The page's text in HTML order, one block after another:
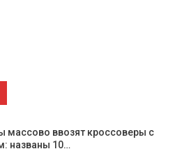
массово ввозят кроссоверы с
названы 10…